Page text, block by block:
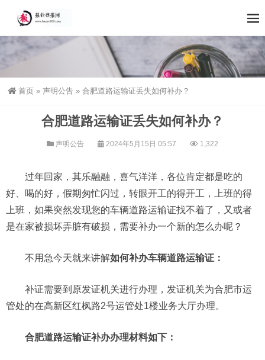
首页 » 声明公告 » 合肥道路运输证丢失如何补办？
合肥道路运输证丢失如何补办？
声明公告 2024年5月15日 05:57 1,322
过年回家，其乐融融，喜气洋洋，各位肯定都是吃的
好、喝的好，假期匆忙闪过，转眼开工的得开工，上班的得
上班，如果突然发现您的车辆道路运输证找不着了，又或者
是在家被损坏弄脏有破损，需要补办一个新的怎么办呢？
不用急今天就来讲解如何补办车辆道路运输证：
补证需要到原发证机关进行办理，发证机关为合肥市运
管处的在高新区红枫路2号运管处1楼业务大厅办理。
合肥道路运输证补办办理材料如下：